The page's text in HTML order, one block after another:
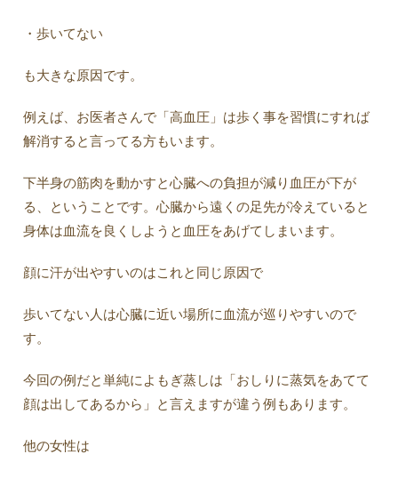
・歩いてない
も大きな原因です。
例えば、お医者さんで「高血圧」は歩く事を習慣にすれば
解消すると言ってる方もいます。
下半身の筋肉を動かすと心臓への負担が減り血圧が下が
る、ということです。心臓から遠くの足先が冷えていると
身体は血流を良くしようと血圧をあげてしまいます。
顔に汗が出やすいのはこれと同じ原因で
歩いてない人は心臓に近い場所に血流が巡りやすいので
す。
今回の例だと単純によもぎ蒸しは「おしりに蒸気をあてて
顔は出してあるから」と言えますが違う例もあります。
他の女性は